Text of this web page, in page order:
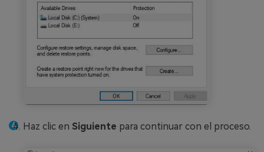
Haz clic en Siguiente para continuar con el proceso.